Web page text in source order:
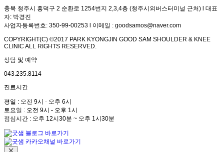
충북 청주시 흥덕구 2 순환로 1254번지 2,3,4층 (청주시외버스터미널 근처) l 대표
자: 박경진
사업자등록번호: 350-99-00253 l 이메일 : goodsamos@naver.com
COPYRIGHT(C) ©2017 PARK KYONGJIN GOOD SAM SHOULDER & KNEE
CLINIC ALL RIGHTS RESERVED.
상담 및 예약
043.235.8114
진료시간
평일 : 오전 9시 - 오후 6시
토요일 : 오전 9시 - 오후 1시
점심시간 : 오후 12시30분 ~ 오후 1시30분